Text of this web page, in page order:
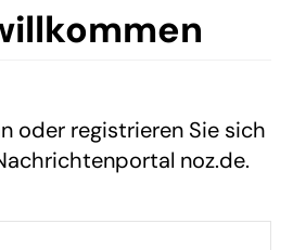
oder registrieren Sie sich
noz.de.